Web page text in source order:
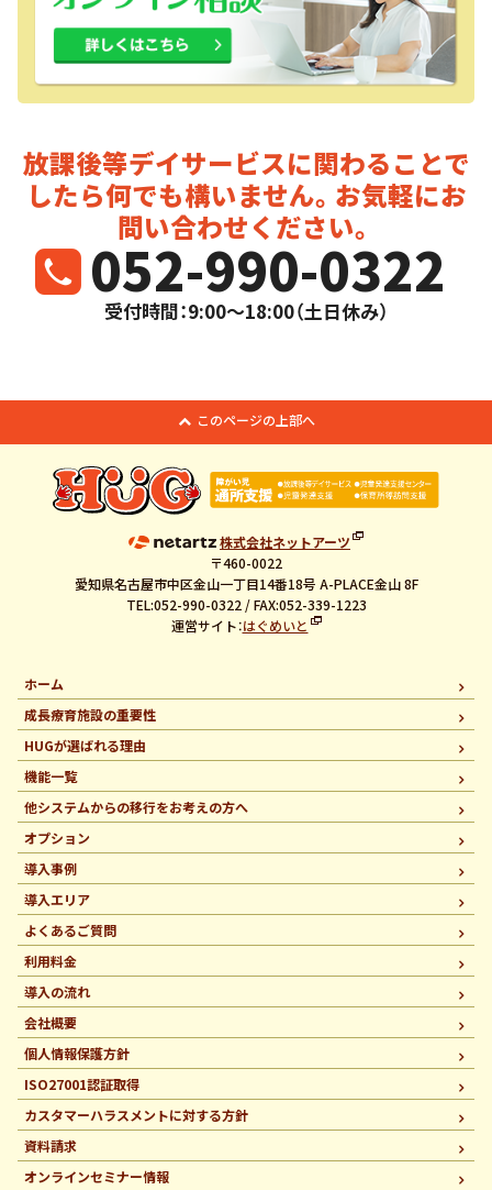
放課後等デイサービスに関わることで
したら何でも構いません。お気軽にお
問い合わせください。
052-990-0322
受付時間：9:00～18:00（土日休み）
このページの上部へ
株式会社ネットアーツ
〒460-0022
愛知県名古屋市中区金山一丁目14番18号 A-PLACE金山 8F
TEL:052-990-0322 / FAX:052-339-1223
運営サイト：はぐめいと
ホーム
成長療育施設の重要性
HUGが選ばれる理由
機能一覧
他システムからの移行をお考えの方へ
オプション
導入事例
導入エリア
よくあるご質問
利用料金
導入の流れ
会社概要
個人情報保護方針
ISO27001認証取得
カスタマーハラスメントに対する方針
資料請求
オンラインセミナー情報